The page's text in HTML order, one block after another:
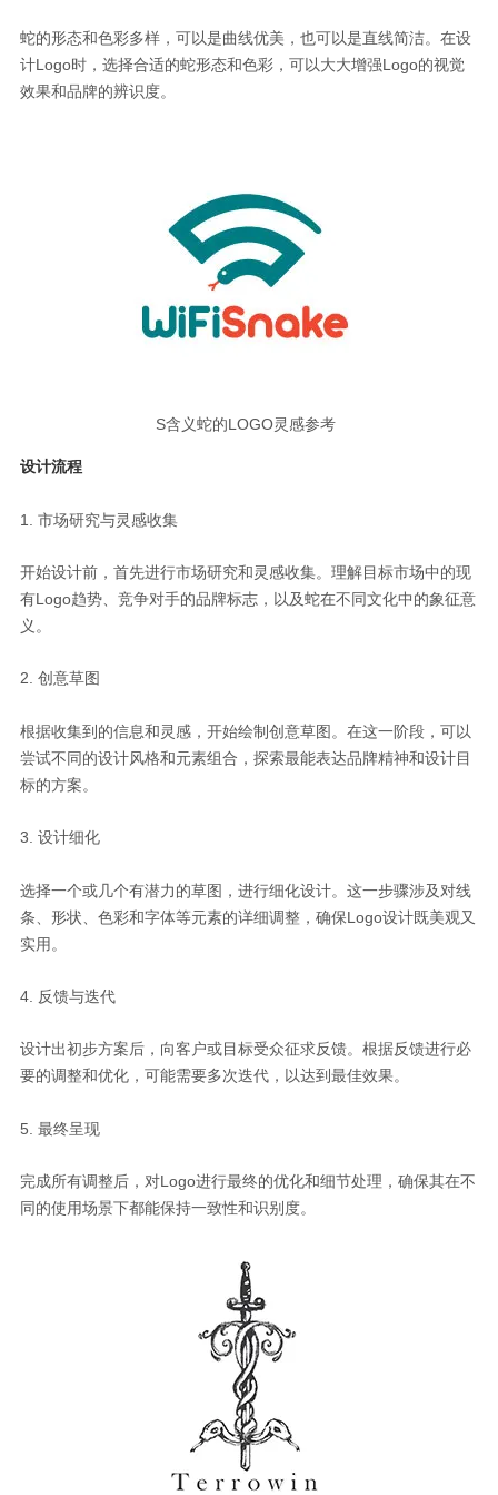
蛇的形态和色彩多样，可以是曲线优美，也可以是直线简洁。在设
计Logo时，选择合适的蛇形态和色彩，可以大大增强Logo的视觉
效果和品牌的辨识度。
S含义蛇的LOGO灵感参考
设计流程
1. 市场研究与灵感收集
开始设计前，首先进行市场研究和灵感收集。理解目标市场中的现
有Logo趋势、竞争对手的品牌标志，以及蛇在不同文化中的象征意
义。
2. 创意草图
根据收集到的信息和灵感，开始绘制创意草图。在这一阶段，可以
尝试不同的设计风格和元素组合，探索最能表达品牌精神和设计目
标的方案。
3. 设计细化
选择一个或几个有潜力的草图，进行细化设计。这一步骤涉及对线
条、形状、色彩和字体等元素的详细调整，确保Logo设计既美观又
实用。
4. 反馈与迭代
设计出初步方案后，向客户或目标受众征求反馈。根据反馈进行必
要的调整和优化，可能需要多次迭代，以达到最佳效果。
5. 最终呈现
完成所有调整后，对Logo进行最终的优化和细节处理，确保其在不
同的使用场景下都能保持一致性和识别度。